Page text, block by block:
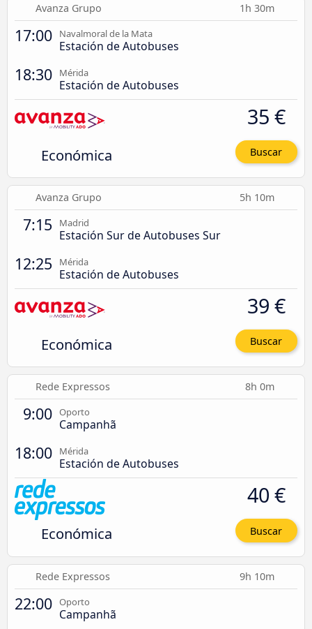
Avanza Grupo 1h 30m
17:00 Navalmoral de la Mata
Estación de Autobuses
18:30 Mérida
Estación de Autobuses
Económica
35 €
Buscar
Avanza Grupo 5h 10m
7:15 Madrid
Estación Sur de Autobuses Sur
12:25 Mérida
Estación de Autobuses
Económica
39 €
Buscar
Rede Expressos 8h 0m
9:00 Oporto
Campanhã
18:00 Mérida
Estación de Autobuses
Económica
40 €
Buscar
Rede Expressos 9h 10m
22:00 Oporto
Campanhã